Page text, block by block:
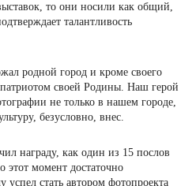
то они носили как общий,
талантливость
родной город и кроме своего
своей Родины. Наш герой
не только в нашем городе,
безусловно, внес.
награду, как один из 15 послов
момент достаточно
стать автором фотопроекта